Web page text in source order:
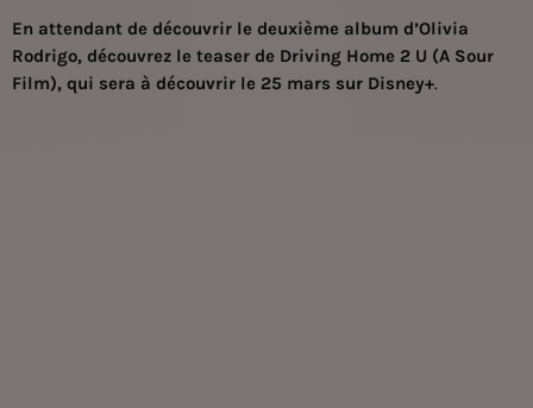
En attendant de découvrir le deuxième album d’Olivia
Rodrigo, découvrez le teaser de Driving Home 2 U (A Sour
Film), qui sera à découvrir le 25 mars sur Disney+.